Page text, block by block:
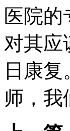
医院
对其应
日康
师，